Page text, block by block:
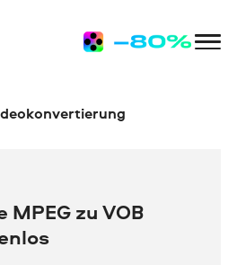
zu VOB